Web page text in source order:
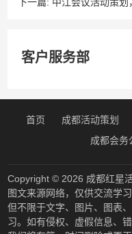
客户服务部
首页 成都活动策划
成都会务
Copyright © 2026 成都红星
图文来源网络，仅供交流学
但不限于文字、图片、图表
习。如有侵权、虚假信息、